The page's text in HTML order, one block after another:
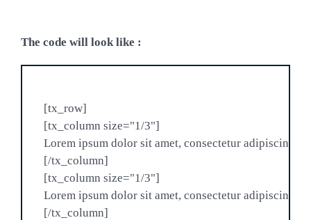
The code will look like :
[tx_row]
[tx_column size="1/3"]
Lorem ipsum dolor sit amet, consectetur adipiscing
[/tx_column]
[tx_column size="1/3"]
Lorem ipsum dolor sit amet, consectetur adipiscing
[/tx_column]